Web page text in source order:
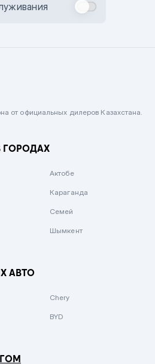
от официальных дилеров Казахстана.
ГОРОДАХ
Актобе
Караганда
Семей
Шымкент
АВТО
Chery
BYD